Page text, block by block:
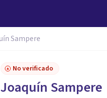
Sampere
No verificado
Joaquín Sampere